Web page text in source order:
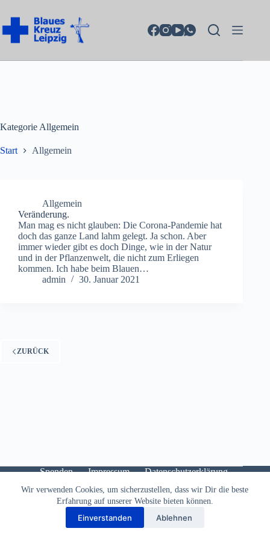
Inhalt
springen
Wir verwenden Cookies, um sicherzustellen, dass wir Dir die beste
Erfahrung auf unserer Website bieten können.
Einverstanden Ablehnen
Kategorie Allgemein
Start Allgemein
Allgemein
Veränderung.
Man mag es nicht glauben: Die Corona-Pandemie hat
doch das ganze Land lahm gelegt. Ja schon. Aber
immer wieder gibt es doch Dinge, wie in der Natur
und in der Pflanzenwelt, die nicht zum Erliegen
kommen. Ich habe beim Blauen…
admin
30. Januar 2021
ZURÜCK
Spenden Impressum
Datenschutzerklärung
Anmelden
Cloud Besinnungsfahrten Events